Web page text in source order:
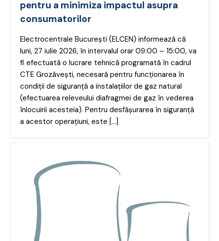
pentru a minimiza impactul asupra
consumatorilor
Electrocentrale București (ELCEN) informează că
luni, 27 iulie 2026, în intervalul orar 09:00 – 15:00, va
fi efectuată o lucrare tehnică programată în cadrul
CTE Grozăvești, necesară pentru funcționarea în
condiții de siguranță a instalațiilor de gaz natural
(efectuarea releveului diafragmei de gaz în vederea
înlocuirii acesteia). Pentru desfășurarea în siguranță
a acestor operațiuni, este […]